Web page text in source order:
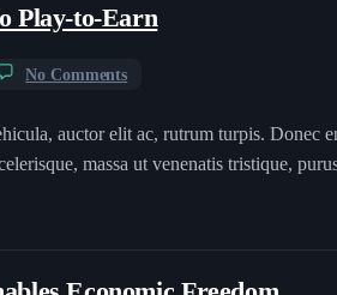
Play-to-Earn
No Comments
auctor elit ac, rutrum turpis. Donec
massa ut venenatis tristique,